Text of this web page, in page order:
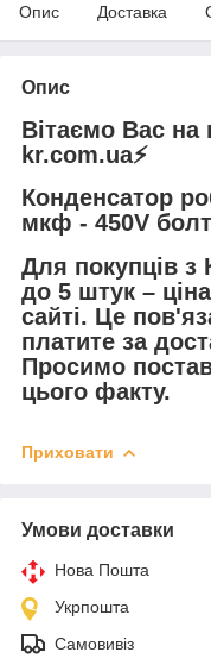
Опис Доставка
Опис
Вітаємо Вас на
kr.com.ua⚡️
Конденсатор
мкф - 450V
Для покупців з
до 5 штук –
сайті. Це
платите за
Просимо
цього факту.
Приховати
Умови доставки
Нова Пошта
Укрпошта
Самовивіз